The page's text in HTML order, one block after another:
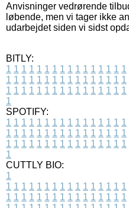
Anvisninger vedrørende
løbende, men vi tager ikke
udarbejdet siden vi sidst
BITLY:
1 1 1 1 1 1 1 1 1 1 1 1 1 1 1 1
1 1 1 1 1 1 1 1 1 1 1 1 1 1 1 1
1 1 1 1 1 1 1 1 1 1 1 1 1 1 1 1
1
SPOTIFY:
1 1 1 1 1 1 1 1 1 1 1 1 1 1 1 1
1 1 1 1 1 1 1 1 1 1 1 1 1 1 1 1
1 1 1 1 1 1 1 1 1 1 1 1 1 1 1 1
1
CUTTLY BIO:
1
1 1 1 1 1 1 1 1 1 1 1 1 1 1 1 1
1 1 1 1 1 1 1 1 1 1 1 1 1 1 1 1